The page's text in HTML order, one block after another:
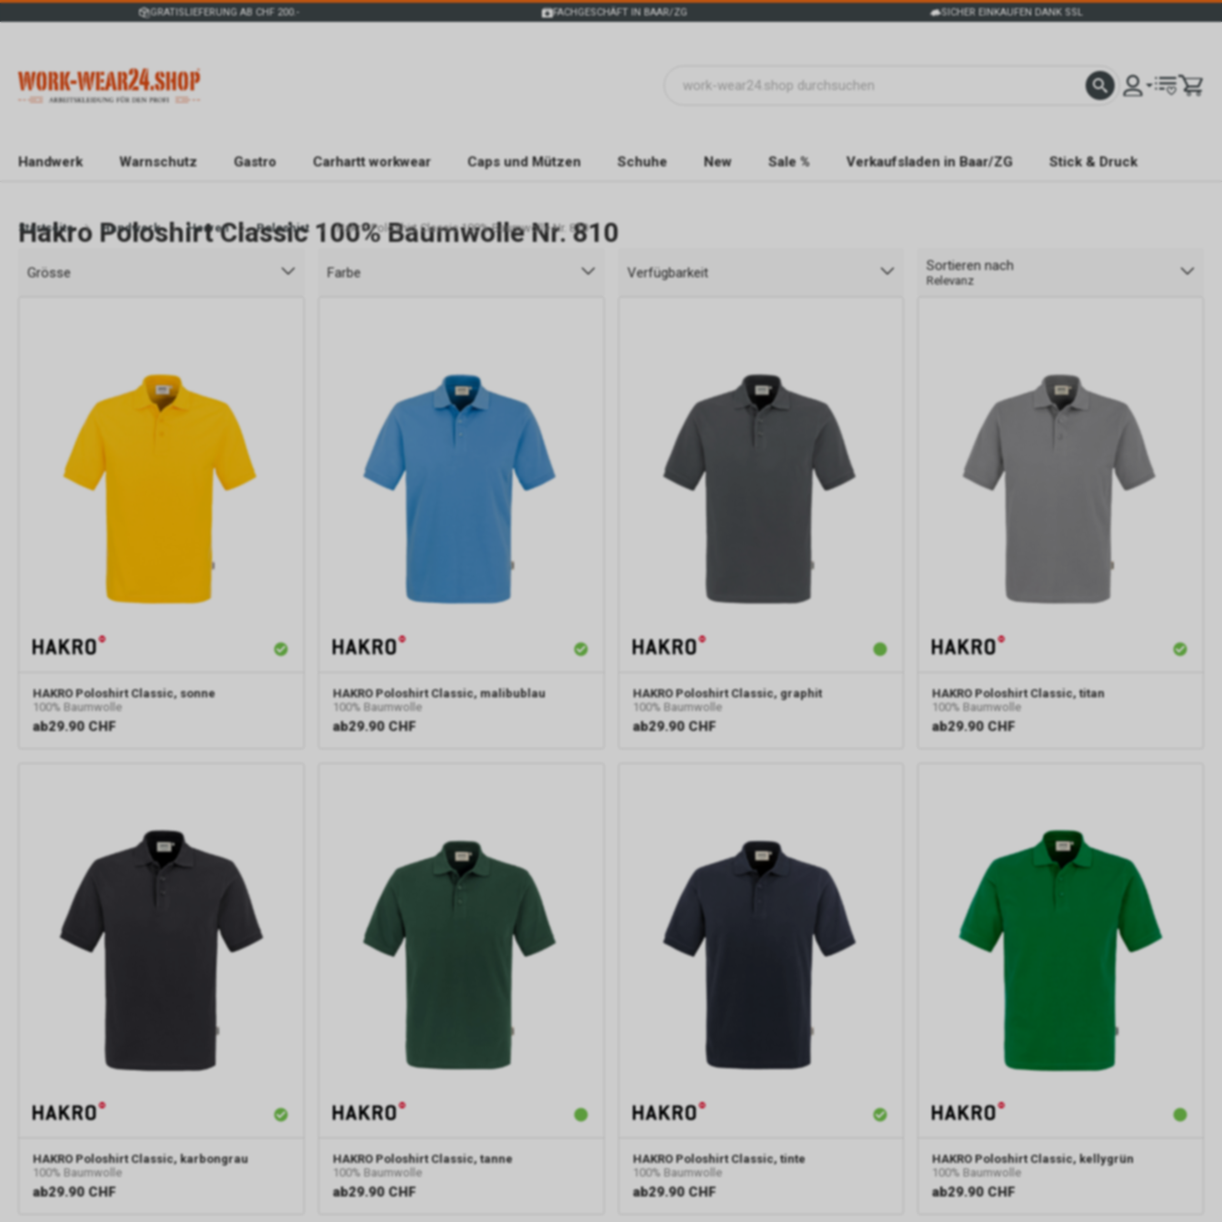
GRATISLIEFERUNG AB CHF 200.- FACHGESCHÄFT IN BAAR/ZG SICHER EINKAUFEN DANK SSL
Handwerk Warnschutz Gastro Carhartt workwear Caps und Mützen Schuhe New Sale % Verkaufsladen in Baar/ZG Stick & Druck
Startseite Handwerk Herren Poloshirt Hakro Poloshirt Classic 100% Baumwolle Nr. 810
Hakro Poloshirt Classic 100% Baumwolle Nr. 810
Grösse Farbe Verfügbarkeit Sortieren nach
Relevanz
HAKRO Poloshirt Classic, sonne
100% Baumwolle
ab29.90 CHF
HAKRO Poloshirt Classic, malibublau
100% Baumwolle
ab29.90 CHF
HAKRO Poloshirt Classic, graphit
100% Baumwolle
ab29.90 CHF
HAKRO Poloshirt Classic, titan
100% Baumwolle
ab29.90 CHF
HAKRO Poloshirt Classic, karbongrau
100% Baumwolle
ab29.90 CHF
HAKRO Poloshirt Classic, tanne
100% Baumwolle
ab29.90 CHF
HAKRO Poloshirt Classic, tinte
100% Baumwolle
ab29.90 CHF
HAKRO Poloshirt Classic, kellygrün
100% Baumwolle
ab29.90 CHF